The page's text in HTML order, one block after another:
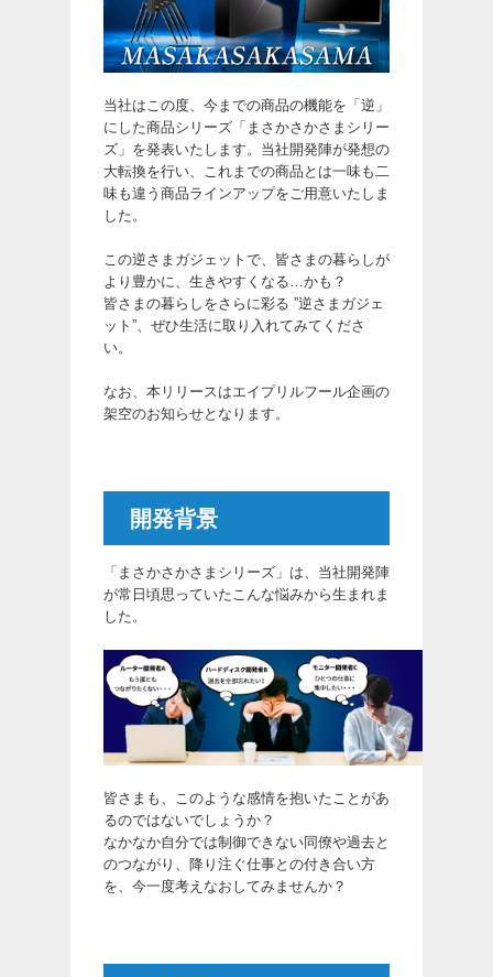
当社はこの度、今までの商品の機能を「逆」
にした商品シリーズ「まさかさかさまシリー
ズ」を発表いたします。当社開発陣が発想の
大転換を行い、これまでの商品とは一味も二
味も違う商品ラインアップをご用意いたしま
した。
この逆さまガジェットで、皆さまの暮らしが
より豊かに、生きやすくなる…かも？
皆さまの暮らしをさらに彩る ”逆さまガジェ
ット”、ぜひ生活に取り入れてみてくださ
い。
なお、本リリースはエイプリルフール企画の
架空のお知らせとなります。
開発背景
「まさかさかさまシリーズ」は、当社開発陣
が常日頃思っていたこんな悩みから生まれま
した。
皆さまも、このような感情を抱いたことがあ
るのではないでしょうか？
なかなか自分では制御できない同僚や過去と
のつながり、降り注ぐ仕事との付き合い方
を、今一度考えなおしてみませんか？